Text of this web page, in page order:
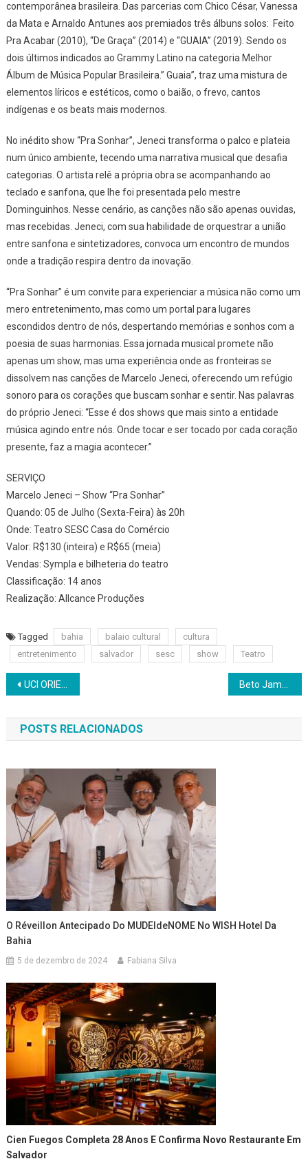
contemporânea brasileira. Das parcerias com Chico César, Vanessa
da Mata e Arnaldo Antunes aos premiados três álbuns solos: Feito
Pra Acabar (2010), “De Graça” (2014) e “GUAIA” (2019). Sendo os
dois últimos indicados ao Grammy Latino na categoria Melhor
Álbum de Música Popular Brasileira.” Guaia”, traz uma mistura de
elementos líricos e estéticos, como o baião, o frevo, cantos
indígenas e os beats mais modernos.
No inédito show “Pra Sonhar”, Jeneci transforma o palco e plateia
num único ambiente, tecendo uma narrativa musical que desafia
categorias. O artista relê a própria obra se acompanhando ao
teclado e sanfona, que lhe foi presentada pelo mestre
Dominguinhos. Nesse cenário, as canções não são apenas ouvidas,
mas recebidas. Jeneci, com sua habilidade de orquestrar a união
entre sanfona e sintetizadores, convoca um encontro de mundos
onde a tradição respira dentro da inovação.
“Pra Sonhar” é um convite para experienciar a música não como um
mero entretenimento, mas como um portal para lugares
escondidos dentro de nós, despertando memórias e sonhos com a
poesia de suas harmonias. Essa jornada musical promete não
apenas um show, mas uma experiência onde as fronteiras se
dissolvem nas canções de Marcelo Jeneci, oferecendo um refúgio
sonoro para os corações que buscam sonhar e sentir. Nas palavras
do próprio Jeneci: “Esse é dos shows que mais sinto a entidade
música agindo entre nós. Onde tocar e ser tocado por cada coração
presente, faz a magia acontecer.”
SERVIÇO
Marcelo Jeneci – Show “Pra Sonhar”
Quando: 05 de Julho (Sexta-Feira) às 20h
Onde: Teatro SESC Casa do Comércio
Valor: R$130 (inteira) e R$65 (meia)
Vendas: Sympla e bilheteria do teatro
Classificação: 14 anos
Realização: Allcance Produções
Tagged bahia balaio cultural
cultura
entretenimento
salvador sesc show Teatro
Navegação
de
Post
UCI ORIENT | Programação de 23 a 29 de maio de 2024
POSTS RELACIONADOS
O Réveillon Antecipado Do MUDEIdeNOME No WISH Hotel Da
Bahia
5 de dezembro de 2024 Fabiana Silva
Cien Fuegos Completa 28 Anos E Confirma Novo Restaurante Em
Salvador